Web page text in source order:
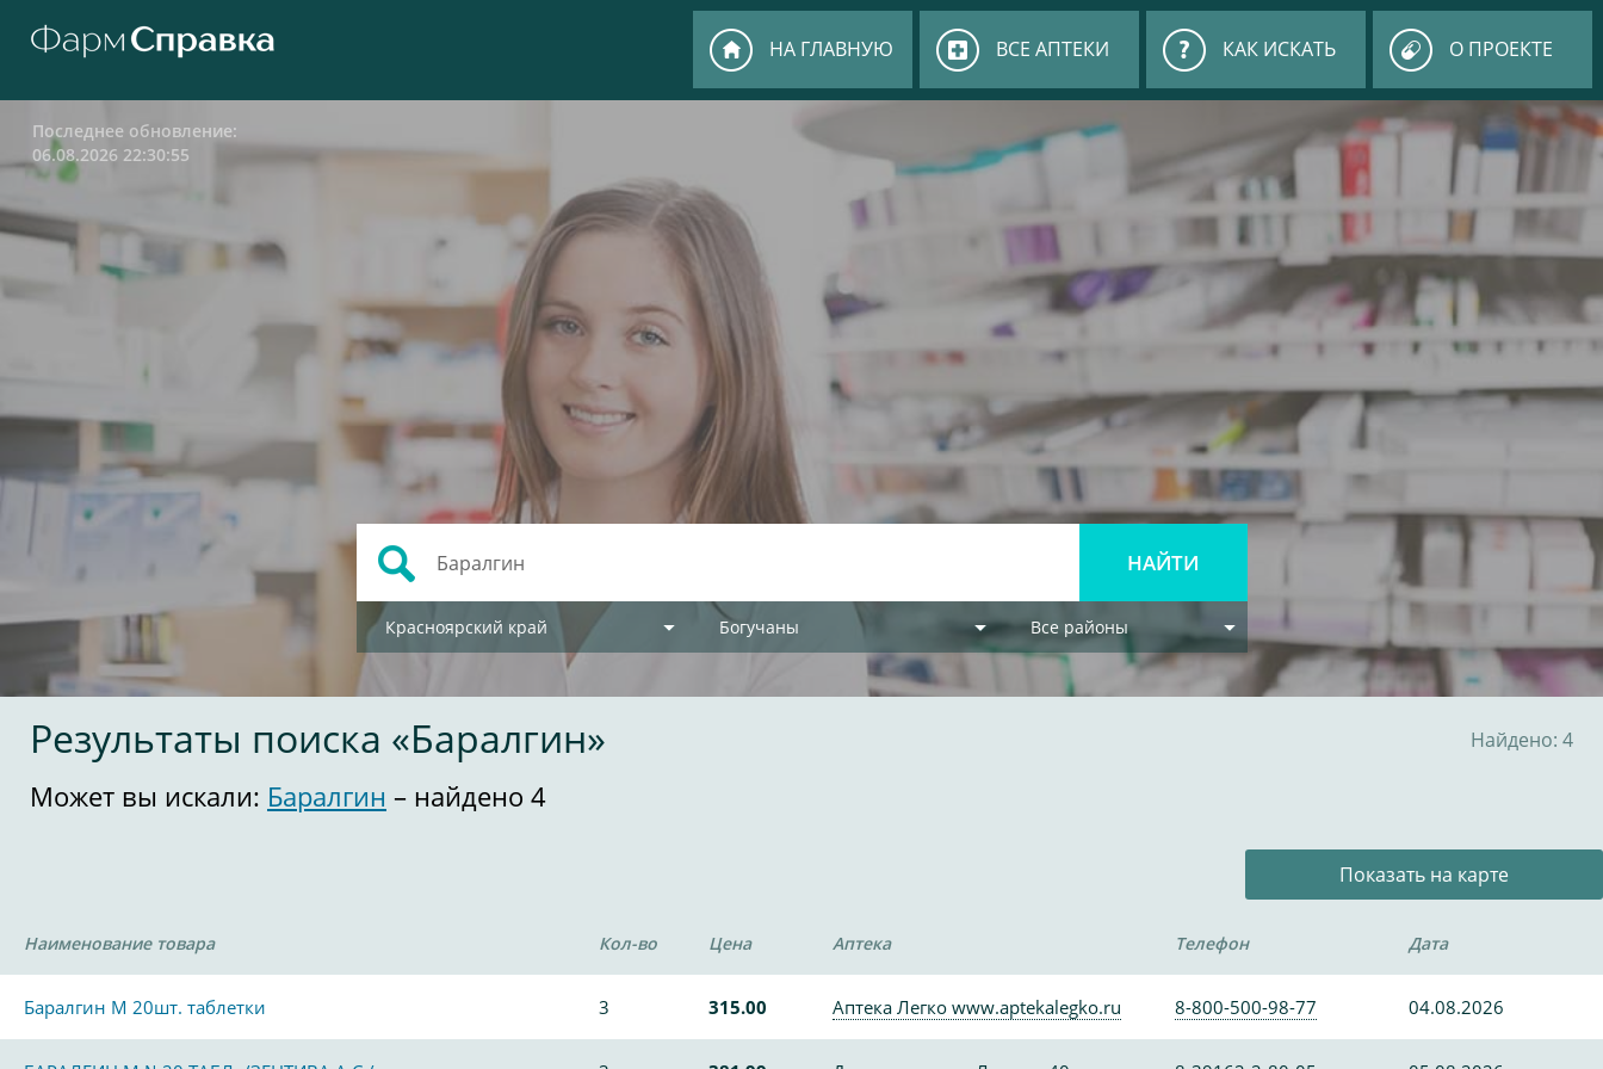
НА ГЛАВНУЮ ВСЕ АПТЕКИ КАК ИСКАТЬ О ПРОЕКТЕ
Последнее обновление:
06.08.2026 22:30:55
Красноярский край Богучаны Все районы
Результаты поиска «Баралгин» Найдено: 4
Может вы искали: Баралгин – найдено 4
Показать на карте
Наименование товара Кол-во Цена Аптека Телефон Дата
Баралгин М 20шт. таблетки 3 315.00 Аптека Легко www.aptekalegko.ru 8-800-500-98-77 04.08.2026